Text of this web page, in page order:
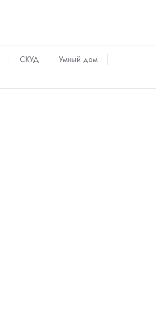
СКУД
Умный дом